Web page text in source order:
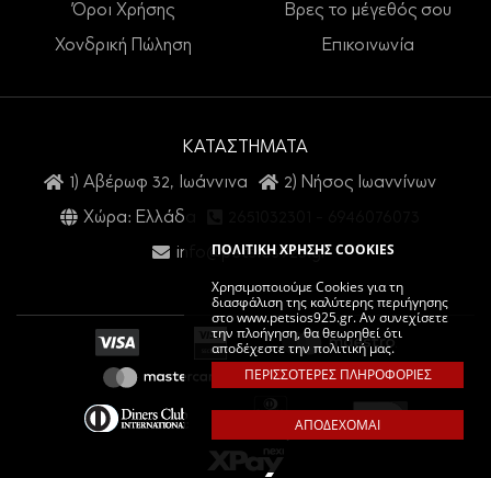
ΠΟΛΙΤΙΚΗ ΧΡΗΣΗΣ COOKIES
Χρησιμοποιούμε Cookies για τη
διασφάλιση της καλύτερης περιήγησης
στο www.petsios925.gr. Αν συνεχίσετε
την πλοήγηση, θα θεωρηθεί ότι
αποδέχεστε την πολιτική μας.
ΠΕΡΙΣΣΟΤΕΡΕΣ ΠΛΗΡΟΦΟΡΙΕΣ
ΑΠΟΔΕΧΟΜΑΙ
Όροι Χρήσης
Χονδρική Πώληση
Βρες το μέγεθός σου
Επικοινωνία
ΚΑΤΑΣΤΗΜΑΤΑ
1) Αβέρωφ 32, Ιωάννινα
2) Νήσος Ιωαννίνων
Χώρα: Ελλάδα
info@petsios925.gr